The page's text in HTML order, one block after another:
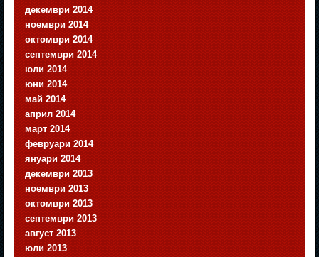
декември 2014
ноември 2014
октомври 2014
септември 2014
юли 2014
юни 2014
май 2014
април 2014
март 2014
февруари 2014
януари 2014
декември 2013
ноември 2013
октомври 2013
септември 2013
август 2013
юли 2013